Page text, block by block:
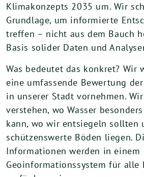
Klimakonzepts 2035 um. Wir
Grundlage, um informierte
treffen – nicht aus dem Bauch
Basis solider Daten und
Was bedeutet das konkret? Wir
eine umfassende Bewertung
in unserer Stadt vornehmen.
verstehen, wo Wasser
kann, wo wir entsiegeln sollten
schützenswerte Böden liegen.
Informationen werden in einem
Geoinformationssystem für alle